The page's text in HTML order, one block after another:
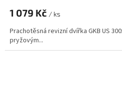
1 079 Kč / ks
Prachotěsná revizní dvířka GKB US
pryžovým...